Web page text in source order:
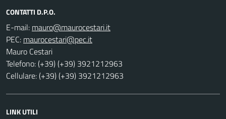
CONTATTI D.P.O.
E-mail:
PEC:
Mauro Cestari
Telefono: (+39) (+39) 3921212963
Cellulare: (+39) (+39) 3921212963
LINK UTILI